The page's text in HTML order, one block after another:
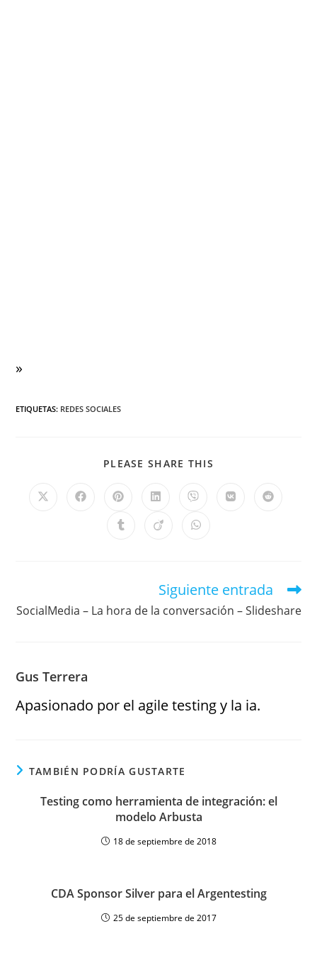
»
ETIQUETAS: REDES SOCIALES
PLEASE SHARE THIS
Siguiente entrada
SocialMedia – La hora de la conversación – Slideshare
Gus Terrera
Apasionado por el agile testing y la ia.
TAMBIÉN PODRÍA GUSTARTE
Testing como herramienta de integración: el
modelo Arbusta
18 de septiembre de 2018
CDA Sponsor Silver para el Argentesting
25 de septiembre de 2017